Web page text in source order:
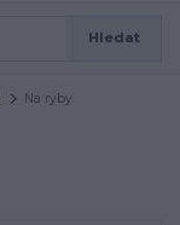
Hledat
Na ryby